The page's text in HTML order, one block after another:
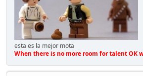
esta es la mejor mota
When there is no more room for talent OK